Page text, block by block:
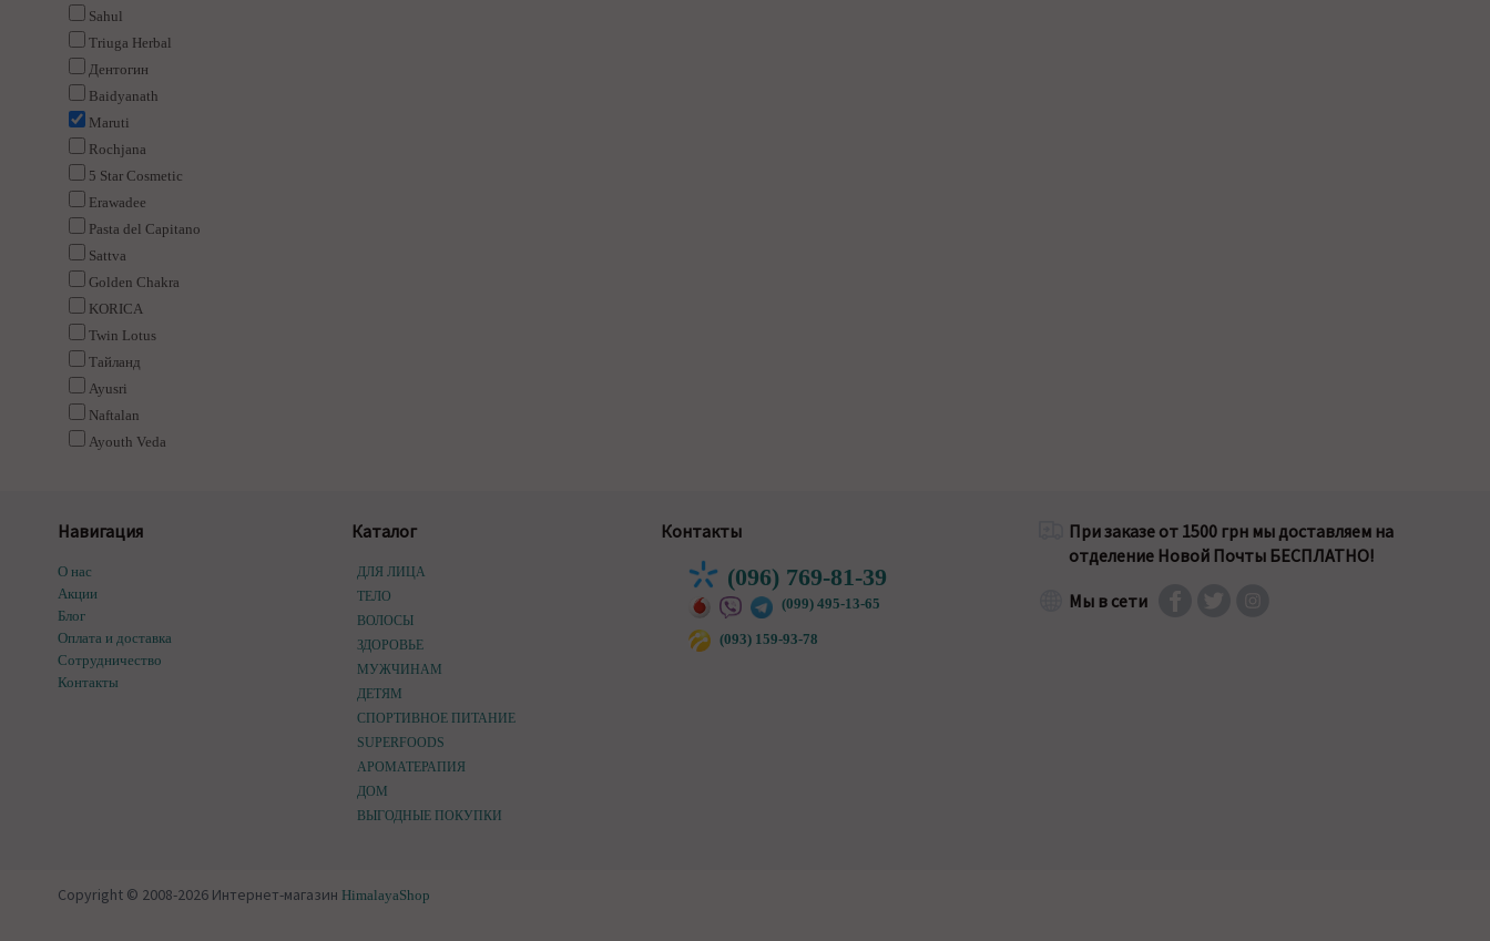
Sahul
Triuga Herbal
Дентогин
Baidyanath
Maruti
Rochjana
5 Star Cosmetic
Erawadee
Pasta del Capitano
Sattva
Golden Chakra
KORICA
Twin Lotus
Тайланд
Ayusri
Naftalan
Ayouth Veda
Навигация
О нас
Акции
Блог
Оплата и доставка
Сотрудничество
Контакты
Каталог
ДЛЯ ЛИЦА
ТЕЛО
ВОЛОСЫ
ЗДОРОВЬЕ
МУЖЧИНАМ
ДЕТЯМ
СПОРТИВНОЕ ПИТАНИЕ
SUPERFOODS
АРОМАТЕРАПИЯ
ДОМ
ВЫГОДНЫЕ ПОКУПКИ
Контакты
(096) 769-81-39
(099) 495-13-65
(093) 159-93-78
При заказе от 1500 грн мы доставляем на
отделение Новой Почты БЕСПЛАТНО!
Мы в сети
Copyright © 2008-2026 Интернет-магазин HimalayaShop